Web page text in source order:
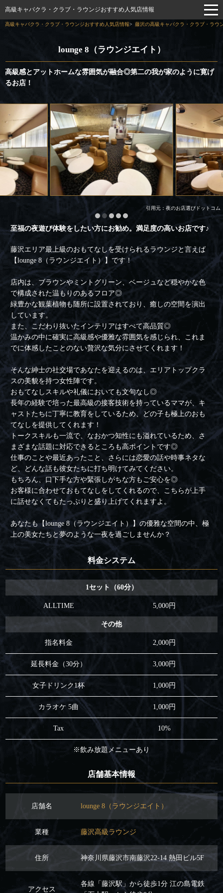
高級キャバクラ・クラブ・ラウンジおすすめ人気店情報
高級キャバクラ・クラブ・ラウンジおすすめ人気店情報 藤沢の高級キャバクラ・クラブ・ラウ
lounge 8（ラウンジエイト）
高級感とアットホームな雰囲気が融合◎第二の我が家のように寛げ
るお店！
引用元：夜のお店選びドットコム
至福の夜遊び体験をしたい方にお勧め。満足度の高いお店です♪
藤沢エリア最上級のおもてなしを受けられるラウンジと言えば
【lounge 8（ラウンジエイト）】です！
店内は、ブラウンやミントグリーン、ベージュなど穏やかな色
で構成された温もりのあるフロア◎
緑豊かな観葉植物も随所に設置されており、癒しの空間を演出
しています。
また、こだわり抜いたインテリアはすべて高品質◎
温かみの中に確実に高級感や優雅な雰囲気を感じられ、これま
でに体感したことのない贅沢な気分にさせてくれます！
そんな紳士の社交場であなたを迎えるのは、エリアトップクラ
スの美貌を持つ女性陣です。
おもてなしスキルや礼儀においても文句なし◎
長年の経験で培った最高級の接客技術を持っているママが、キ
ャストたちに丁寧に教育をしているため、どの子も極上のおも
てなしを提供してくれます！
トークスキルも一流で、なおかつ知性にも溢れているため、さ
まざまな話題に対応できるところも高ポイントです◎
仕事のことや最近あったこと、さらには恋愛の話や時事ネタな
ど、どんな話も彼女たちに打ち明けてみてください。
もちろん、口下手な方や緊張しがちな方もご安心を◎
お客様に合わせておもてなしをしてくれるので、こちらが上手
に話せなくてもたっぷりと盛り上げてくれますよ。
あなたも【lounge 8（ラウンジエイト）】の優雅な空間の中、極
上の美女たちと夢のような一夜を過ごしませんか？
料金システム
1セット（60分）
ALLTIME 5,000円
その他
指名料金 2,000円
延長料金（30分） 3,000円
女子ドリンク1杯 1,000円
カラオケ 5曲 1,000円
Tax 10%
※飲み放題メニューあり
店舗基本情報
店舗名 lounge 8（ラウンジエイト）
業種 藤沢高級ラウンジ
住所 神奈川県藤沢市南藤沢22-14 熱田ビル5F
アクセス
各線「藤沢駅」から徒歩1分 江の島電鉄